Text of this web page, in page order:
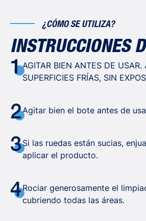
¿CÓMO SE UTILIZA?
INSTRUCCIONES
1AGITAR BIEN ANTES DE USAR.
SUPERFICIES FRÍAS, SIN
2Agitar bien el bote antes de
3Si las ruedas están sucias,
aplicar el producto.
4Rociar generosamente el
cubriendo todas las áreas.